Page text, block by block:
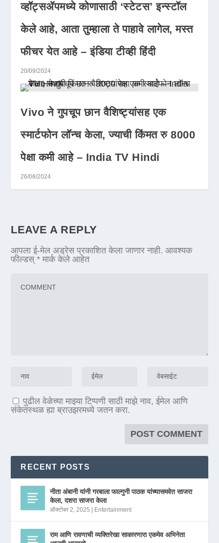
व्हॉट्सॲपमध्ये कोणासाठी ‘स्टेटस’ इन्स्टॉल
केले आहे, आता तुम्हाला ते पाहावे लागेल, मस्त
फीचर येत आहे – इंडिया टीव्ही हिंदी
20/09/2024
Vivo ने गुपचूप छान वैशिष्ट्यांसह एक
स्मार्टफोन लॉन्च केला, ज्याची किंमत रु 8000
पेक्षा कमी आहे – India TV Hindi
26/08/2024
LEAVE A REPLY
आपला ई-मेल अड्रेस प्रकाशित केला जाणार नाही. आवश्यक
फील्डस्* मार्क केले आहेत
पुढील वेळेच्या माझ्या टिप्पणी साठी माझे नाव, ईमेल आणि
संकेतस्थळ ह्या ब्राउझरमध्ये जतन करा.
RECENT POSTS
नीता अंबानी यांनी गरबाला फाल्गुनी पाठक यांच्यासमवेत साजरा
केला, दशरा साजरा केला
ऑक्टोबर 2, 2025 | Entertainment
राम आणि रावणाची व्यक्तिरेखा साकारणारा एकमेव अभिनेता